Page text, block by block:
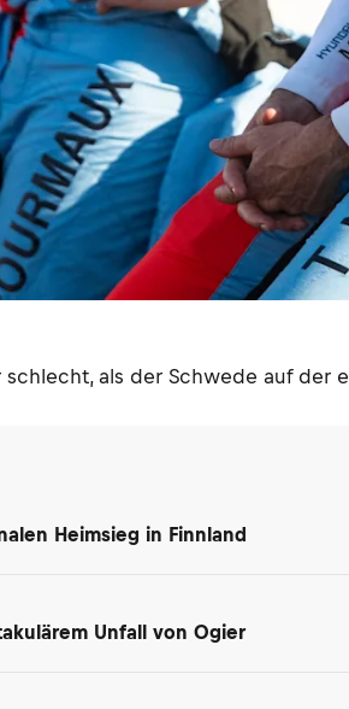
als der Schwede auf der
Heimsieg in Finnland
Unfall von Ogier